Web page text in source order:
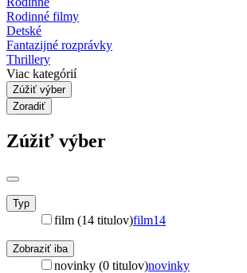
Rodinné filmy
Detské
Fantazijné rozprávky
Thrillery
Viac kategórií
Zúžiť výber
Zoradiť
Zúžiť výber
Typ
film (14 titulov)film14
Zobraziť iba
novinky (0 titulov)novinky